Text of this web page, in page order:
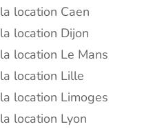
location Caen
location Dijon
location Le Mans
location Lille
location Limoges
location Lyon